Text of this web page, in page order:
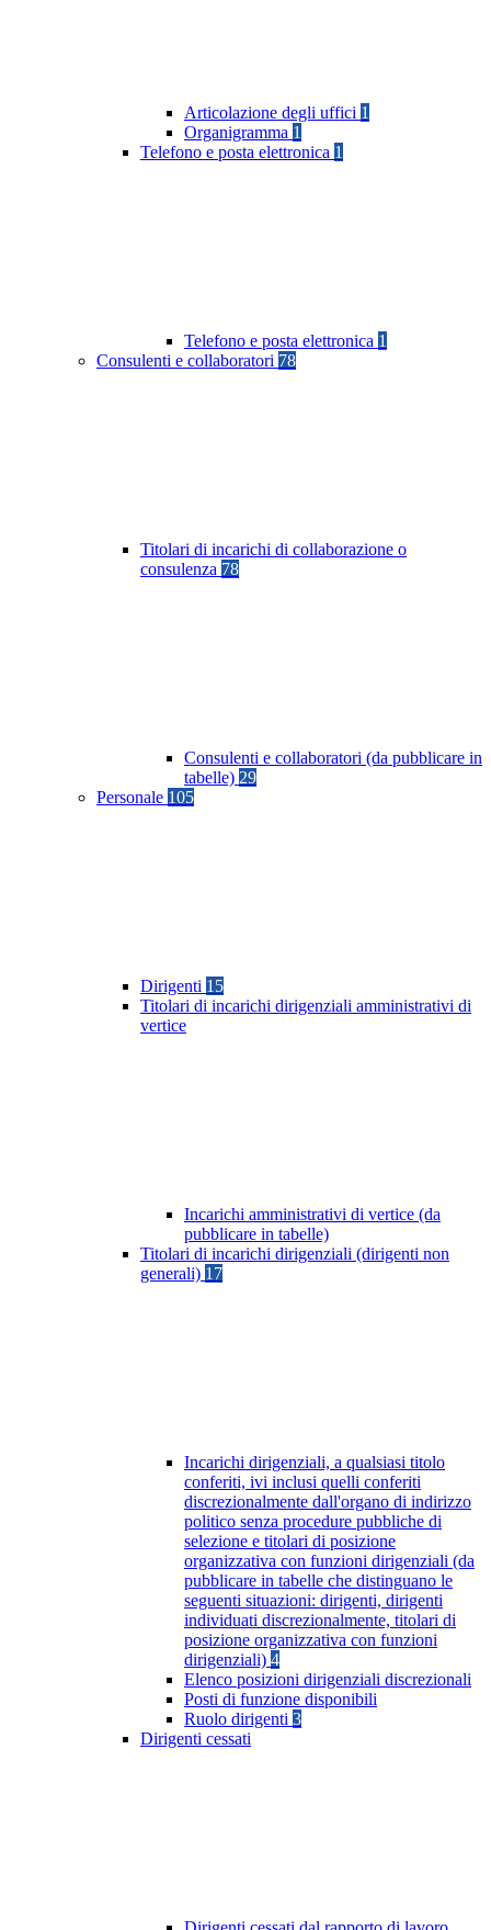
Articolazione degli uffici 1
Organigramma 1
Telefono e posta elettronica 1
Telefono e posta elettronica 1
Consulenti e collaboratori 78
Titolari di incarichi di collaborazione o
consulenza 78
Consulenti e collaboratori (da pubblicare in
tabelle) 29
Personale 105
Dirigenti 15
Titolari di incarichi dirigenziali amministrativi di
vertice
Incarichi amministrativi di vertice (da
pubblicare in tabelle)
Titolari di incarichi dirigenziali (dirigenti non
generali) 17
Incarichi dirigenziali, a qualsiasi titolo
conferiti, ivi inclusi quelli conferiti
discrezionalmente dall'organo di indirizzo
politico senza procedure pubbliche di
selezione e titolari di posizione
organizzativa con funzioni dirigenziali (da
pubblicare in tabelle che distinguano le
seguenti situazioni: dirigenti, dirigenti
individuati discrezionalmente, titolari di
posizione organizzativa con funzioni
dirigenziali) 4
Elenco posizioni dirigenziali discrezionali
Posti di funzione disponibili
Ruolo dirigenti 3
Dirigenti cessati